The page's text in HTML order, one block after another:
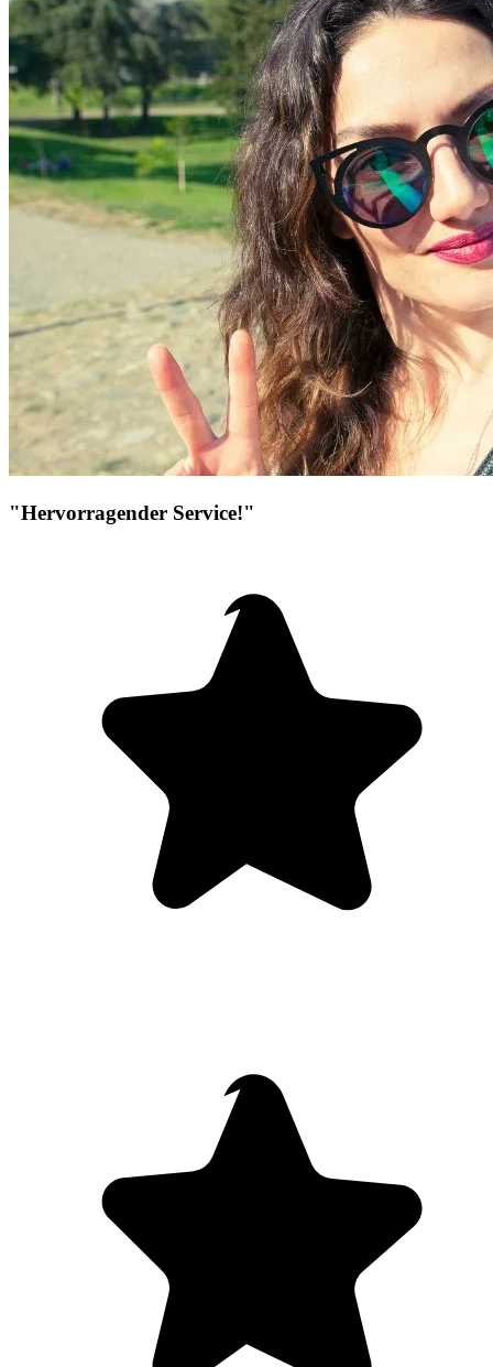
"Hervorragender Service!"